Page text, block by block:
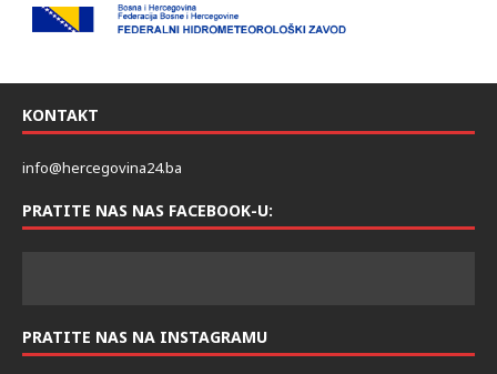
KONTAKT
info@hercegovina24.ba
PRATITE NAS NAS FACEBOOK-U:
PRATITE NAS NA INSTAGRAMU